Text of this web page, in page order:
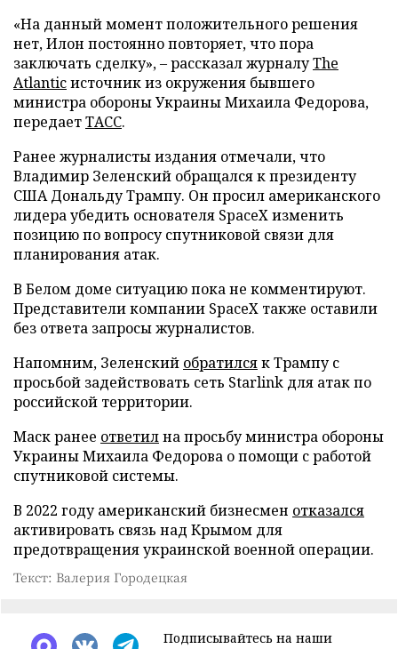
«На данный момент положительного решения
нет, Илон постоянно повторяет, что пора
заключать сделку», – рассказал журналуThe
Atlanticисточник из окружения бывшего
министра обороны Украины Михаила Федорова,
передаетТАСС.
Ранее журналисты издания отмечали, что
Владимир Зеленский обращался к президенту
США Дональду Трампу. Он просил американского
лидера убедить основателя SpaceX изменить
позицию по вопросу спутниковой связи для
планирования атак.
В Белом доме ситуацию пока не комментируют.
Представители компании SpaceX также оставили
без ответа запросы журналистов.
Напомним, Зеленский обратилсяк Трампу с
просьбой задействовать сеть Starlink для атак по
российской территории.
Маск ранее ответилна просьбу министра обороны
Украины Михаила Федорова о помощи с работой
спутниковой системы.
В 2022 году американский бизнесмен отказался
активировать связь над Крымом для
предотвращения украинской военной операции.
Текст: Валерия Городецкая
Подписывайтесь на наши